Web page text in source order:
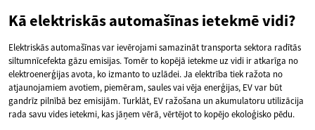
Kā elektriskās automašīnas ietekmē vidi?
Elektriskās automašīnas var ievērojami samazināt transporta sektora radītās
siltumnīcefekta gāzu emisijas. Tomēr to kopējā ietekme uz vidi ir atkarīga no
elektroenerģijas avota, ko izmanto to uzlādei. Ja elektrība tiek ražota no
atjaunojamiem avotiem, piemēram, saules vai vēja enerģijas, EV var būt
gandrīz pilnībā bez emisijām. Turklāt, EV ražošana un akumulatoru utilizācija
rada savu vides ietekmi, kas jāņem vērā, vērtējot to kopējo ekoloģisko pēdu.